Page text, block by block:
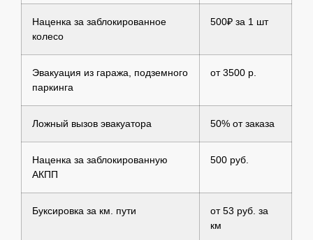
Наценка за заблокированное
колесо
500₽ за 1 шт
Эвакуация из гаража, подземного
паркинга
от 3500 р.
Ложный вызов эвакуатора 50% от заказа
Наценка за заблокированную
АКПП
500 руб.
Буксировка за км. пути
от 53 руб. за
км